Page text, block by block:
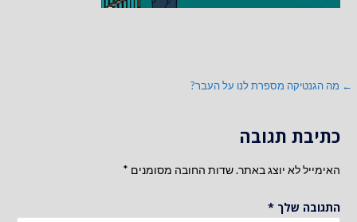
ניווט
← מה הגנטיקה מספרת לנו על העבר?
כתיבת תגובה
האימייל לא יוצג באתר.שדות החובה מסומנים *
התגובה שלך *